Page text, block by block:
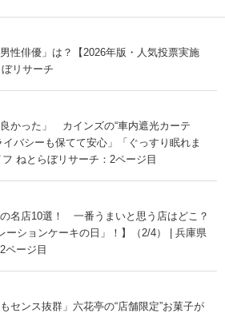
性俳優」は？【2026年版・人気投票実施
リサーチ
良かった」 カインズの“車内遮光カーテ
バシーも保てて安心」「ぐっすり眠れま
ねとらぼリサーチ：2ページ目
名店10選！ 一番うまいと思う店はどこ？
ーションケーキの日」！】（2/4） | 兵庫県
ページ目
センス抜群」六花亭の“店舗限定”お菓子が